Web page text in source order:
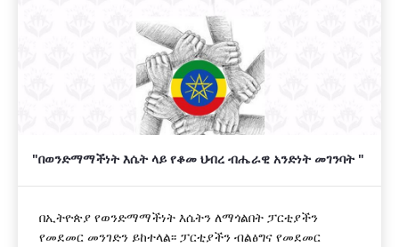
"በወንድማማችነት እሴት ላይ የቆመ ህብረ ብሔራዊ አንድነት መገንባት "
በኢትዮጵያ የወንድማማችነት እሴትን ለማጎልበት ፓርቲያችን
የመደመር መንገድን ይከተላል፡፡ ፓርቲያችን ብልፅግና የመደመር